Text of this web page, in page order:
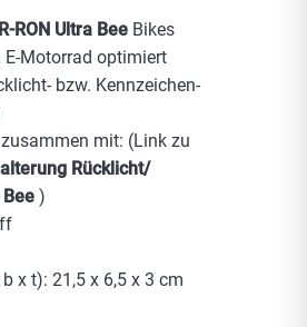
RON Ultra Bee Bikes
Motorrad optimiert
bzw. Kennzeichen-
mit: (Link zu
Rücklicht/
)
b x t): 21,5 x 6,5 x 3 cm